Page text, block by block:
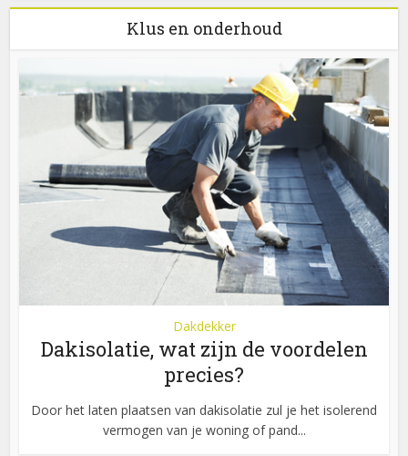
Klus en onderhoud
Dakdekker
Dakisolatie, wat zijn de voordelen
precies?
Door het laten plaatsen van dakisolatie zul je het isolerend
vermogen van je woning of pand...